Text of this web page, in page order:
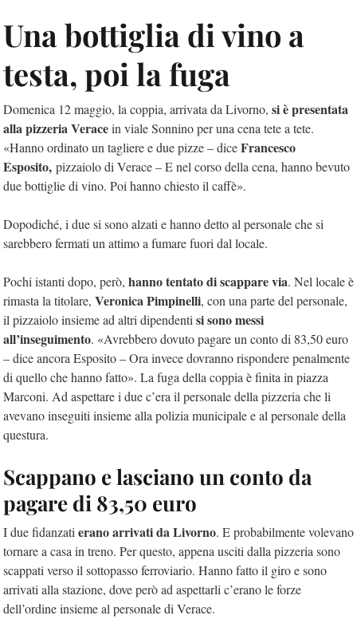
Una bottiglia di vino a
testa, poi la fuga
Domenica 12 maggio, la coppia, arrivata da Livorno, si è presentata
alla pizzeria Veracein viale Sonnino per una cena tete a tete.
«Hanno ordinato un tagliere e due pizze – diceFrancesco
Esposito, pizzaiolo di Verace – E nel corso della cena, hanno bevuto
due bottiglie di vino. Poi hanno chiesto il caffè».
Dopodiché, i due si sono alzati e hanno detto al personale che si
sarebbero fermati un attimo a fumare fuori dal locale.
Pochi istanti dopo, però, hanno tentato di scappare via. Nel locale è
rimasta la titolare, Veronica Pimpinelli, con una parte del personale,
il pizzaiolo insieme ad altri dipendenti si sono messi
all’inseguimento. «Avrebbero dovuto pagare un conto di 83,50 euro
– dice ancora Esposito – Ora invece dovranno rispondere penalmente
di quello che hanno fatto». La fuga della coppia è finita in piazza
Marconi. Ad aspettare i due c’era il personale della pizzeria che li
avevano inseguiti insieme alla polizia municipale e al personale della
questura.
Scappano e lasciano un conto da
pagare di 83,50 euro
I due fidanzati erano arrivati da Livorno. E probabilmente volevano
tornare a casa in treno. Per questo, appena usciti dalla pizzeria sono
scappati verso il sottopasso ferroviario. Hanno fatto il giro e sono
arrivati alla stazione, dove però ad aspettarli c’erano le forze
dell’ordine insieme al personale di Verace.